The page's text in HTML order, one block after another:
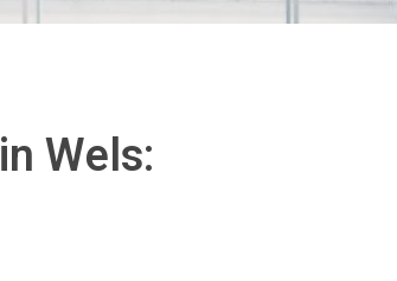
in Wels: